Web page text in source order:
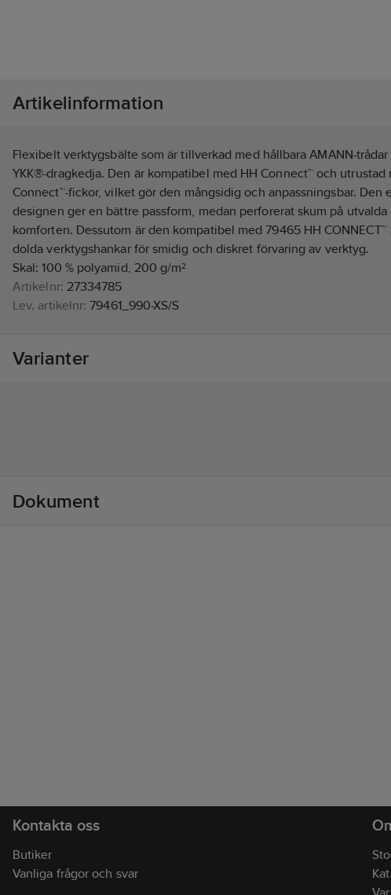
Artikelinformation
Flexibelt verktygsbälte som är tillverkad med hållbara AMANN-
YKK®-dragkedja. Den är kompatibel med HH Connect™ och utrustad
Connect™-fickor, vilket gör den mångsidig och anpassningsbar. Den
designen ger en bättre passform, medan perforerat skum på utvalda
komforten. Dessutom är den kompatibel med 79465 HH CONNECT™
dolda verktygshankar för smidig och diskret förvaring av verktyg.
Skal: 100 % polyamid, 200 g/m²
Artikelnr: 27334785
Lev. artikelnr: 79461_990-XS/S
Varianter
Dokument
Kontakta oss
Butiker
Vanliga frågor och svar